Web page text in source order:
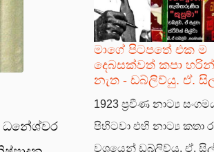
ධනේශ්වර
මාගේ පිටපතේ එක ම
දෙබසක්වත් කපා
නැත - ඩබ්ලිව්යු. ඒ.
1923 ප්‍රවීණ නාට්‍ය
පිහිටවා එහි නාට්‍ය කතා
වශයෙන් ඩබ්ලිව්යු. ඒ.